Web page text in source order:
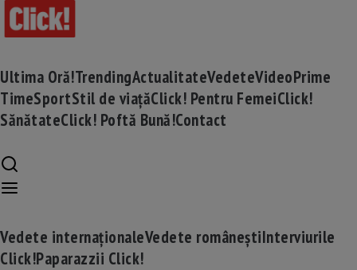
Ultima Oră!TrendingActualitateVedeteVideoPrime
TimeSportStil de viațăClick! Pentru FemeiClick!
SănătateClick! Poftă Bună!Contact
Vedete internaționaleVedete româneștiInterviurile
Click!Paparazzii Click!